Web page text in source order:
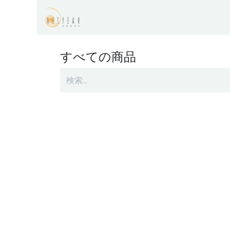
コンテンツへスキップ
すべての商品